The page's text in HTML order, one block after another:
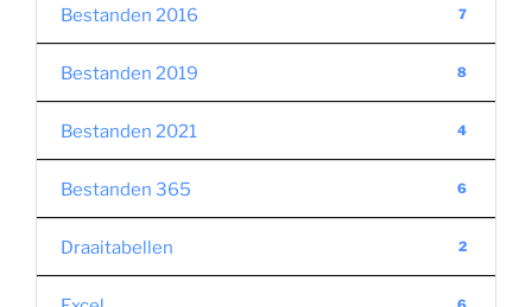
Bestanden 2016 7
Bestanden 2019 8
Bestanden 2021 4
Bestanden 365 6
Draaitabellen 2